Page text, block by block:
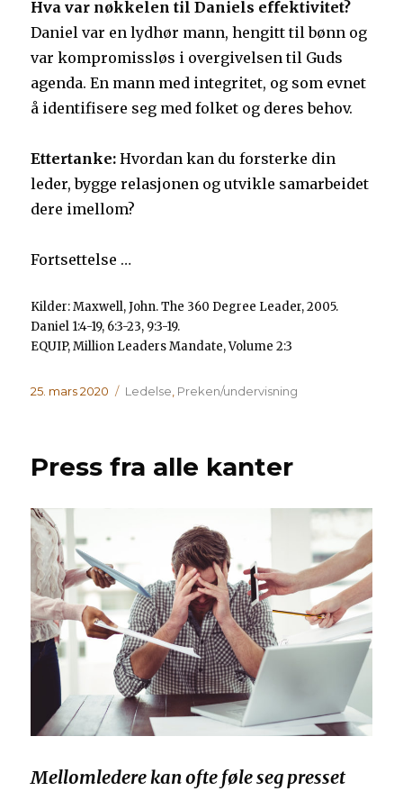
Hva var nøkkelen til Daniels effektivitet?
Daniel var en lydhør mann, hengitt til bønn og
var kompromissløs i overgivelsen til Guds
agenda. En mann med integritet, og som evnet
å identifisere seg med folket og deres behov.
Ettertanke: Hvordan kan du forsterke din
leder, bygge relasjonen og utvikle samarbeidet
dere imellom?
Fortsettelse …
Kilder: Maxwell, John. The 360 Degree Leader, 2005.
Daniel 1:4-19, 6:3-23, 9:3-19.
EQUIP, Million Leaders Mandate, Volume 2:3
Publisert
25. mars 2020 Kategorier
Ledelse Preken/undervisning
Press fra alle kanter
Mellomledere kan ofte føle seg presset